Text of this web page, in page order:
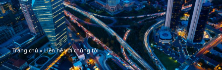
Trang chủ»Liên hệ với chúng tôi